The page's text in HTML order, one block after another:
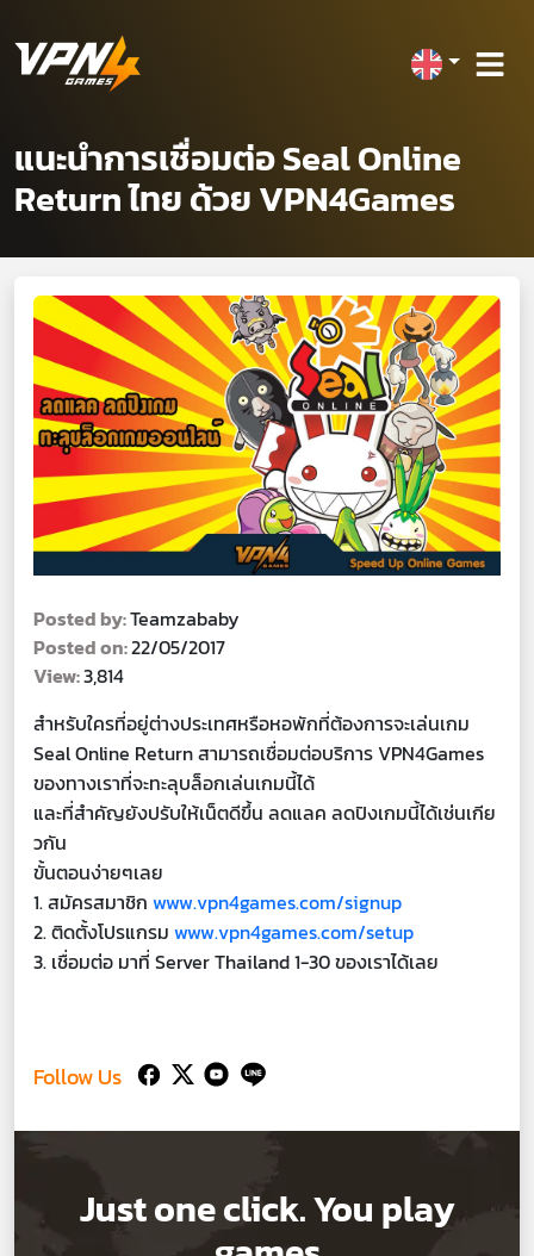
แนะนำการเชื่อมต่อ Seal Online
Return ไทย ด้วย VPN4Games
Posted by:Teamzababy
Posted on:22/05/2017
View:3,814
สำหรับใครที่อยู่ต่างประเทศหรือหอพักที่ต้องการจะเล่นเกม
Seal Online Return สามารถเชื่อมต่อบริการ VPN4Games
ของทางเราที่จะทะลุบล็อกเล่นเกมนี้ได้
และที่สำคัญยังปรับให้เน็ตดีขึ้น ลดแลค ลดปิงเกมนี้ได้เช่นเกีย
วกัน
ขั้นตอนง่ายๆเลย
1. สมัครสมาชิก www.vpn4games.com/signup
2. ติดตั้งโปรแกรม www.vpn4games.com/setup
3. เชื่อมต่อ มาที่ Server Thailand 1-30 ของเราได้เลย
Follow Us
Just one click. You play